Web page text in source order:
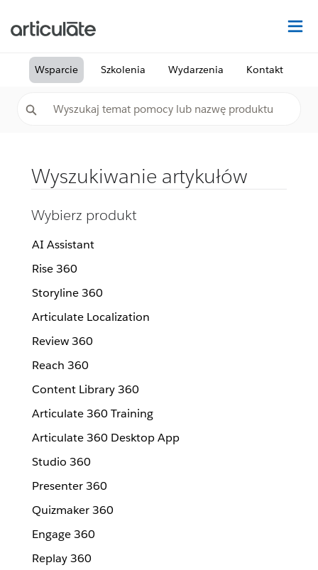
Wsparcie Szkolenia Wydarzenia Kontakt
Wyszukiwanie artykułów
Wybierz produkt
AI Assistant
Rise 360
Storyline 360
Articulate Localization
Review 360
Reach 360
Content Library 360
Articulate 360 Training
Articulate 360 Desktop App
Studio 360
Presenter 360
Quizmaker 360
Engage 360
Replay 360